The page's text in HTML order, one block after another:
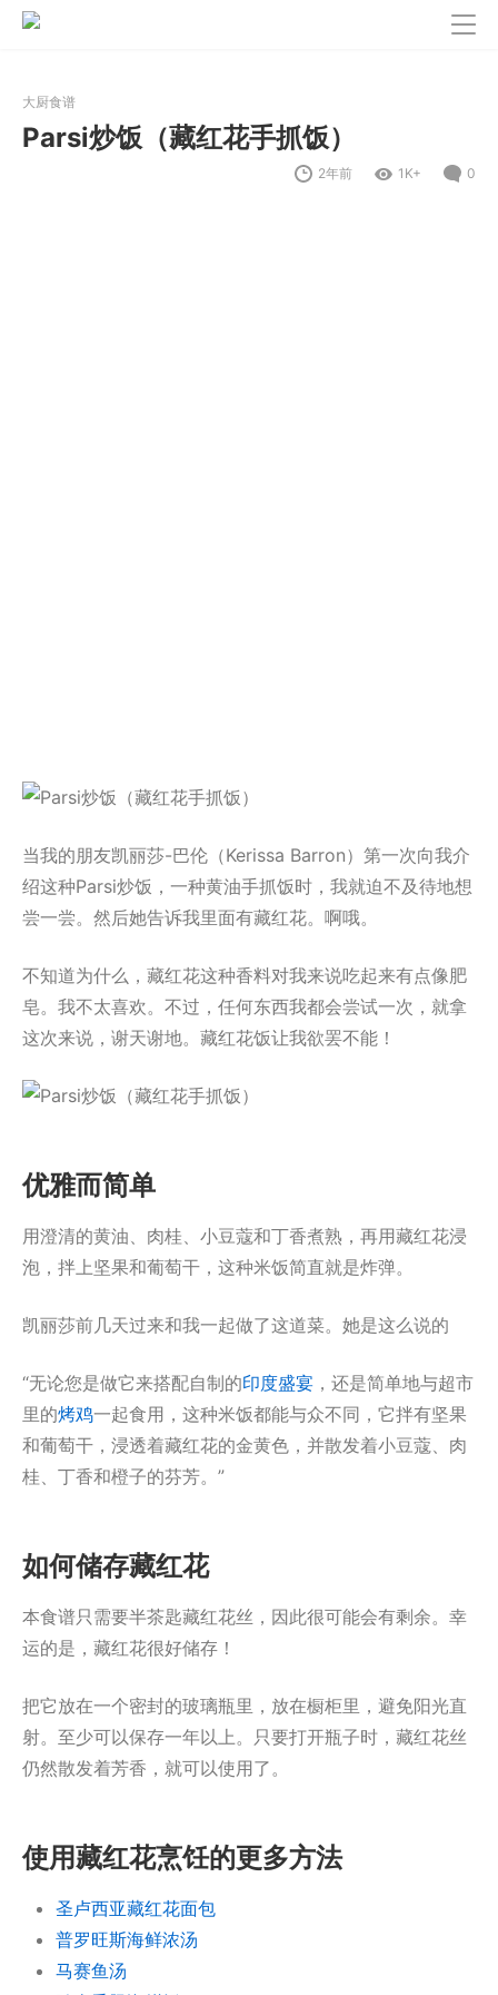
大厨食谱
Parsi炒饭（藏红花手抓饭）
2年前 1K+ 0
当我的朋友凯丽莎-巴伦（Kerissa Barron）第一次向我介
绍这种Parsi炒饭，一种黄油手抓饭时，我就迫不及待地想
尝一尝。然后她告诉我里面有藏红花。啊哦。
不知道为什么，藏红花这种香料对我来说吃起来有点像肥
皂。我不太喜欢。不过，任何东西我都会尝试一次，就拿
这次来说，谢天谢地。藏红花饭让我欲罢不能！
优雅而简单
用澄清的黄油、肉桂、小豆蔻和丁香煮熟，再用藏红花浸
泡，拌上坚果和葡萄干，这种米饭简直就是炸弹。
凯丽莎前几天过来和我一起做了这道菜。她是这么说的
“无论您是做它来搭配自制的印度盛宴 ，还是简单地与超市
里的烤鸡一起食用，这种米饭都能与众不同，它拌有坚果
和葡萄干，浸透着藏红花的金黄色，并散发着小豆蔻、肉
桂、丁香和橙子的芬芳。”
如何储存藏红花
本食谱只需要半茶匙藏红花丝，因此很可能会有剩余。幸
运的是，藏红花很好储存！
把它放在一个密封的玻璃瓶里，放在橱柜里，避免阳光直
射。至少可以保存一年以上。只要打开瓶子时，藏红花丝
仍然散发着芳香，就可以使用了。
使用藏红花烹饪的更多方法
圣卢西亚藏红花面包
普罗旺斯海鲜浓汤
马赛鱼汤